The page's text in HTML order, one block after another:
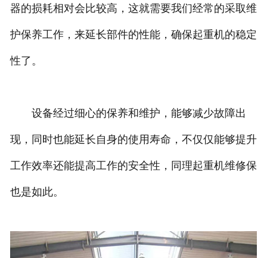
器的损耗相对会比较高，这就需要我们经常的采取维
护保养工作，来延长部件的性能，确保起重机的稳定
性了。
设备经过细心的保养和维护，能够减少故障出
现，同时也能延长自身的使用寿命，不仅仅能够提升
工作效率还能提高工作的安全性，同理起重机维修保
也是如此。